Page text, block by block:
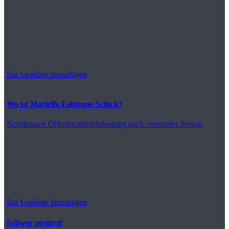
Zur Leseliste hinzufügen
Wo ist Mariella Fabienne Schick?
Nordhausen Öffentlichkeitsfahndung nach vermisster Person
Zur Leseliste hinzufügen
Schwer gestürzt